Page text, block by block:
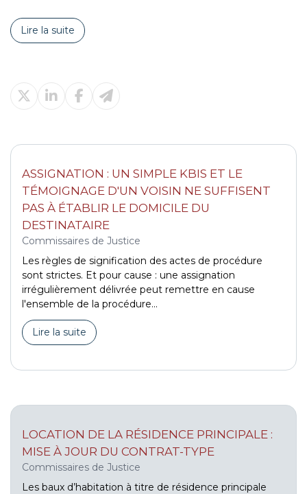
Lire la suite
ASSIGNATION : UN SIMPLE KBIS ET LE
TÉMOIGNAGE D'UN VOISIN NE SUFFISENT
PAS À ÉTABLIR LE DOMICILE DU
DESTINATAIRE
Commissaires de Justice
Les règles de signification des actes de procédure
sont strictes. Et pour cause : une assignation
irrégulièrement délivrée peut remettre en cause
l'ensemble de la procédure...
Lire la suite
LOCATION DE LA RÉSIDENCE PRINCIPALE :
MISE À JOUR DU CONTRAT-TYPE
Commissaires de Justice
Les baux d’habitation à titre de résidence principale